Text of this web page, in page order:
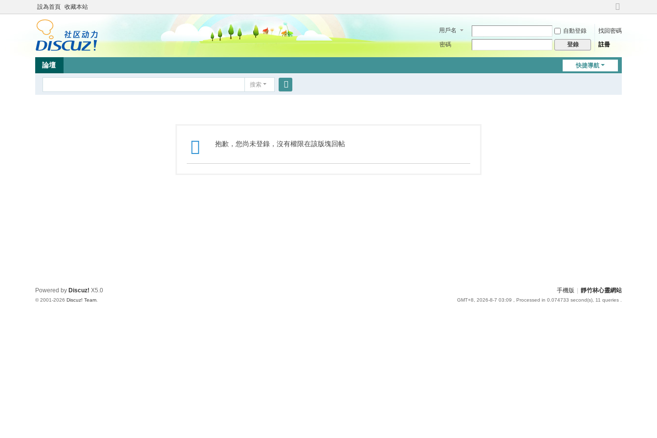
設為首頁 收藏本站
切
到
用戶名 自動登錄
找回密碼
密碼
登錄 註冊
快捷導航
論壇
搜索
抱歉，您尚未登錄，沒有權限在該版塊回帖
手機版 靜竹林心靈網站
GMT+8, 2026-8-7 03:09 , Processed in 0.074733 second(s), 11 queries .
Powered by Discuz! X5.0
© 2001-2026 Discuz! Team